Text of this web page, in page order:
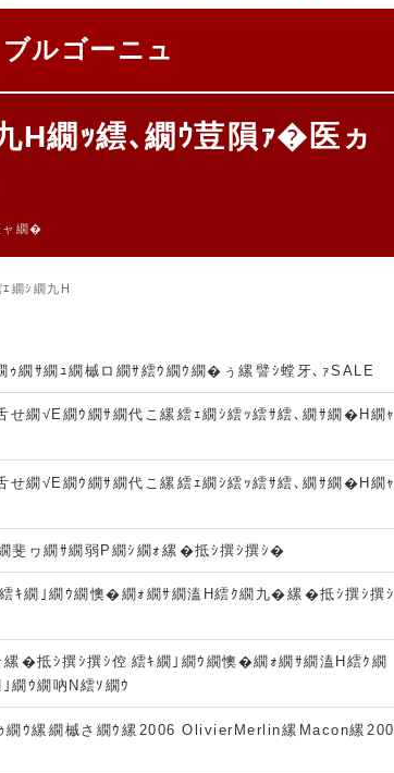
ブルゴーニュ
Η繝ｯ繧､繝ｳ荳隕ｧ�医ヵ
繝�
繝ｼ繝九Η
繝ｻ繝ｭ繝槭ロ繝ｻ繧ｳ繝ｳ繝�ぅ縲譬ｼ螳牙､ｧSALE
せ繝√Ε繝ｳ繝ｻ繝代こ縲繧ｪ繝ｼ繧ｯ繧ｻ繧､繝ｻ繝�Η繝ｬ
せ繝√Ε繝ｳ繝ｻ繝代こ縲繧ｪ繝ｼ繧ｯ繧ｻ繧､繝ｻ繝�Η繝ｬ
斐ヮ繝ｻ繝弱Ρ繝ｼ繝ｫ縲�抵ｼ撰ｼ撰ｼ�
繧ｷ繝｣繝ｳ繝懊�繝ｫ繝ｻ繝溘Η繧ｸ繝九�縲�抵ｼ撰ｼ撰ｼ
�抵ｼ撰ｼ撰ｼ倥繧ｷ繝｣繝ｳ繝懊�繝ｫ繝ｻ繝溘Η繧ｸ繝
繝ｳ繝吶Ν繧ｿ繝ｳ
ｳ縲繝槭さ繝ｳ縲2006 OlivierMerlin縲Macon縲200